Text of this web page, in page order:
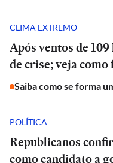
CLIMA EXTREMO
Após ventos de
de crise; veja como
Saiba como se forma
POLÍTICA
Republicanos
como candidato a